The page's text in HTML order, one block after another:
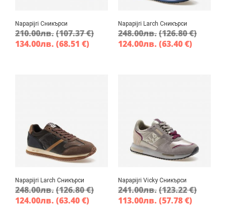
Napapijri Сникърси
210.00лв.(107.37 €)
134.00лв. (68.51 €)
Napapijri Larch Сникърси
248.00лв.(126.80 €)
124.00лв. (63.40 €)
Napapijri Larch Сникърси
248.00лв.(126.80 €)
124.00лв. (63.40 €)
Napapijri Vicky Сникърси
241.00лв.(123.22 €)
113.00лв. (57.78 €)